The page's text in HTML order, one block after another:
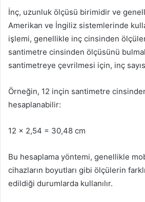
İnç, uzunluk ölçüsü birimidir ve
Amerikan ve İngiliz sistemlerinde
işlemi, genellikle inç cinsinden
santimetre cinsinden ölçüsünü
santimetreye çevrilmesi için, inç
Örneğin, 12 inçin santimetre
hesaplanabilir:
12 x 2,54 = 30,48 cm
Bu hesaplama yöntemi, genellikle
cihazların boyutları gibi ölçülerin
edildiği durumlarda kullanılır.